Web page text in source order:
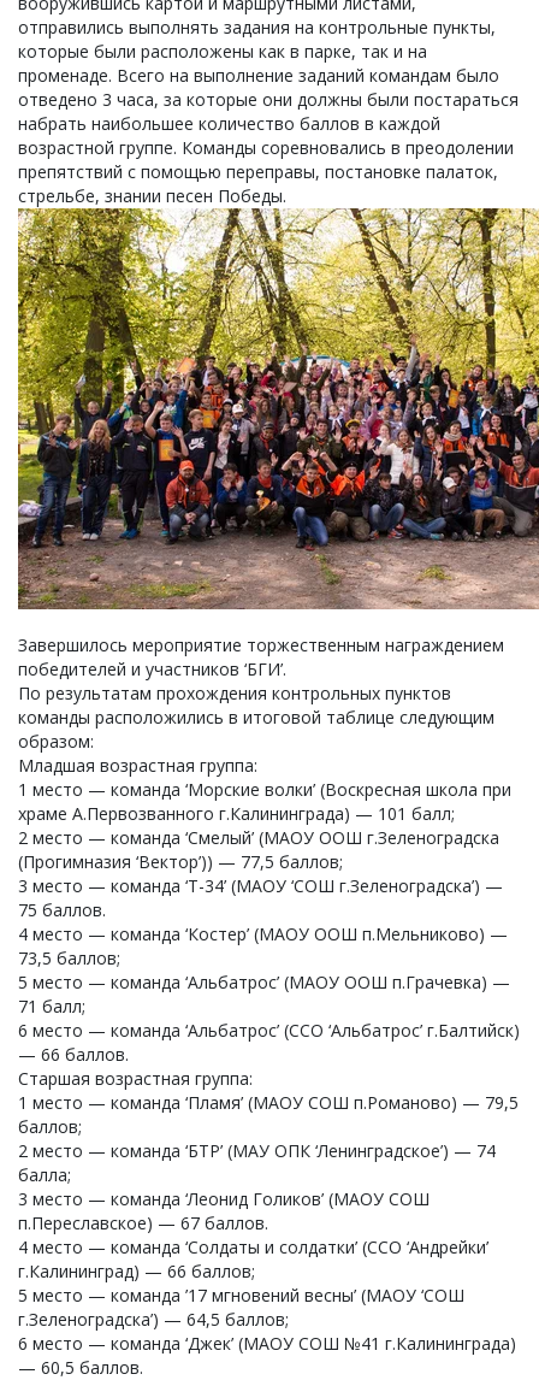
отправились выполнять задания на контрольные пункты,
которые были расположены как в парке, так и на
променаде. Всего на выполнение заданий командам было
отведено 3 часа, за которые они должны были постараться
набрать наибольшее количество баллов в каждой
возрастной группе. Команды соревновались в преодолении
препятствий с помощью переправы, постановке палаток,
стрельбе, знании песен Победы.
Завершилось мероприятие торжественным награждением
победителей и участников ‘БГИ’.
По результатам прохождения контрольных пунктов
команды расположились в итоговой таблице следующим
образом:
Младшая возрастная группа:
1 место — команда ‘Морские волки’ (Воскресная школа при
храме А.Первозванного г.Калининграда) — 101 балл;
2 место — команда ‘Смелый’ (МАОУ ООШ г.Зеленоградска
(Прогимназия ‘Вектор’)) — 77,5 баллов;
3 место — команда ‘Т-34’ (МАОУ ‘СОШ г.Зеленоградска’) —
75 баллов.
4 место — команда ‘Костер’ (МАОУ ООШ п.Мельниково) —
73,5 баллов;
5 место — команда ‘Альбатрос’ (МАОУ ООШ п.Грачевка) —
71 балл;
6 место — команда ‘Альбатрос’ (ССО ‘Альбатрос’ г.Балтийск)
— 66 баллов.
Старшая возрастная группа:
1 место — команда ‘Пламя’ (МАОУ СОШ п.Романово) — 79,5
баллов;
2 место — команда ‘БТР’ (МАУ ОПК ‘Ленинградское’) — 74
балла;
3 место — команда ‘Леонид Голиков’ (МАОУ СОШ
п.Переславское) — 67 баллов.
4 место — команда ‘Солдаты и солдатки’ (ССО ‘Андрейки’
г.Калининград) — 66 баллов;
5 место — команда ’17 мгновений весны’ (МАОУ ‘СОШ
г.Зеленоградска’) — 64,5 баллов;
6 место — команда ‘Джек’ (МАОУ СОШ №41 г.Калининграда)
— 60,5 баллов.